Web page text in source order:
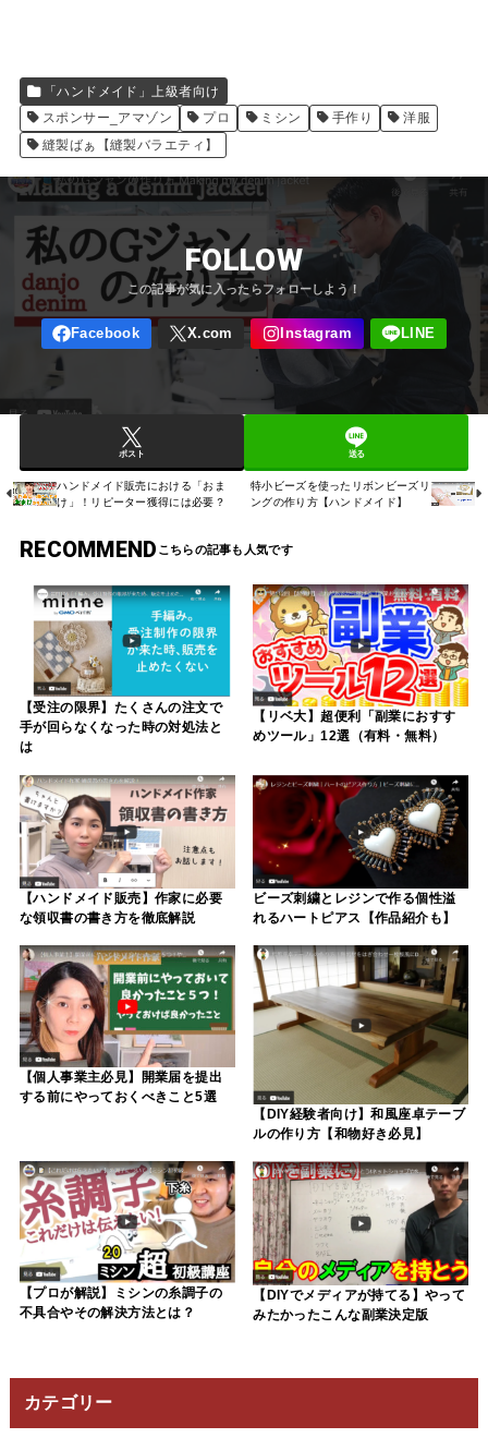
「ハンドメイド」上級者向け
スポンサー_アマゾン
プロ ミシン 手作り
洋服
縫製ばぁ【縫製バラエティ】
FOLLOW
ポスト 送る
ハンドメイド販売における「おま
け」！リピーター獲得には必要？
特小ビーズを使ったリボンビーズリ
ングの作り方【ハンドメイド】
RECOMMEND
【受注の限界】たくさんの注文で
手が回らなくなった時の対処法と
は
【リベ大】超便利「副業におすす
めツール」12選（有料・無料）
【ハンドメイド販売】作家に必要
な領収書の書き方を徹底解説
ビーズ刺繍とレジンで作る個性溢
れるハートピアス【作品紹介も】
【個人事業主必見】開業届を提出
する前にやっておくべきこと5選
【DIY経験者向け】和風座卓テーブ
ルの作り方【和物好き必見】
【プロが解説】ミシンの糸調子の
不具合やその解決方法とは？
【DIYでメディアが持てる】やって
みたかったこんな副業決定版
カテゴリー